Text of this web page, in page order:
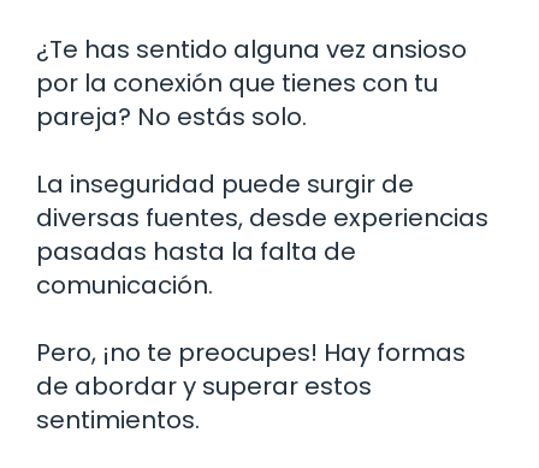
¿Te has sentido alguna vez ansioso
por la conexión que tienes con tu
pareja? No estás solo.
La inseguridad puede surgir de
diversas fuentes, desde experiencias
pasadas hasta la falta de
comunicación.
Pero, ¡no te preocupes! Hay formas
de abordar y superar estos
sentimientos.